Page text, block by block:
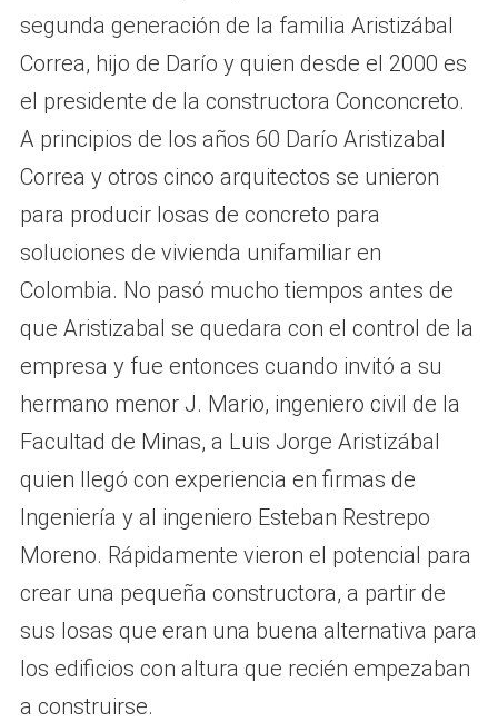
segunda generación de la familia Aristizábal
Correa, hijo de Darío y quien desde el 2000 es
el presidente de la constructora Conconcreto.
A principios de los años 60 Darío Aristizabal
Correa y otros cinco arquitectos se unieron
para producir losas de concreto para
soluciones de vivienda unifamiliar en
Colombia. No pasó mucho tiempos antes de
que Aristizabal se quedara con el control de la
empresa y fue entonces cuando invitó a su
hermano menor J. Mario, ingeniero civil de la
Facultad de Minas, a Luis Jorge Aristizábal
quien llegó con experiencia en firmas de
Ingeniería y al ingeniero Esteban Restrepo
Moreno. Rápidamente vieron el potencial para
crear una pequeña constructora, a partir de
sus losas que eran una buena alternativa para
los edificios con altura que recién empezaban
a construirse.